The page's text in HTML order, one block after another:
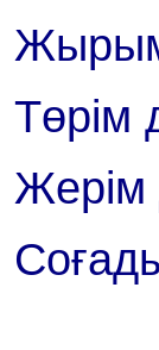
Төрім
Жерім